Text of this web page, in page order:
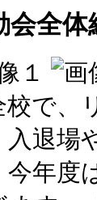
会全体
で、
入退場
今年度